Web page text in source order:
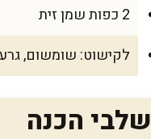
2 כפות שמן זית
לקישוט: שומשום,
שלבי הכנה